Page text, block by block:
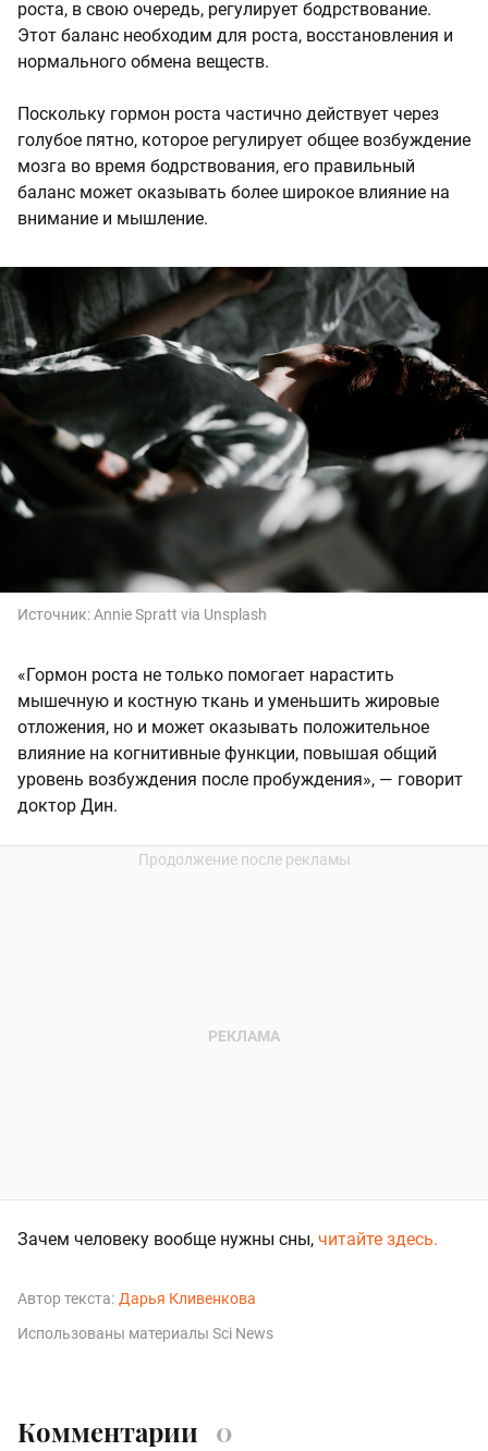
роста, в свою очередь, регулирует бодрствование.
Этот баланс необходим для роста, восстановления и
нормального обмена веществ.
Поскольку гормон роста частично действует через
голубое пятно, которое регулирует общее возбуждение
мозга во время бодрствования, его правильный
баланс может оказывать более широкое влияние на
внимание и мышление.
Источник:Annie Spratt via Unsplash
«Гормон роста не только помогает нарастить
мышечную и костную ткань и уменьшить жировые
отложения, но и может оказывать положительное
влияние на когнитивные функции, повышая общий
уровень возбуждения после пробуждения», — говорит
доктор Дин.
Зачем человеку вообще нужны сны, читайте здесь.
Автор текста: Дарья Кливенкова
Использованы материалы Sci News
Комментарии 0